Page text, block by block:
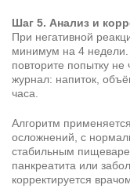
Шаг 5. Анализ и
При негативной
минимум на 4 недели.
повторите попытку
журнал: напиток,
часа.
Алгоритм
осложнений, с
стабильным
панкреатита или
корректируется